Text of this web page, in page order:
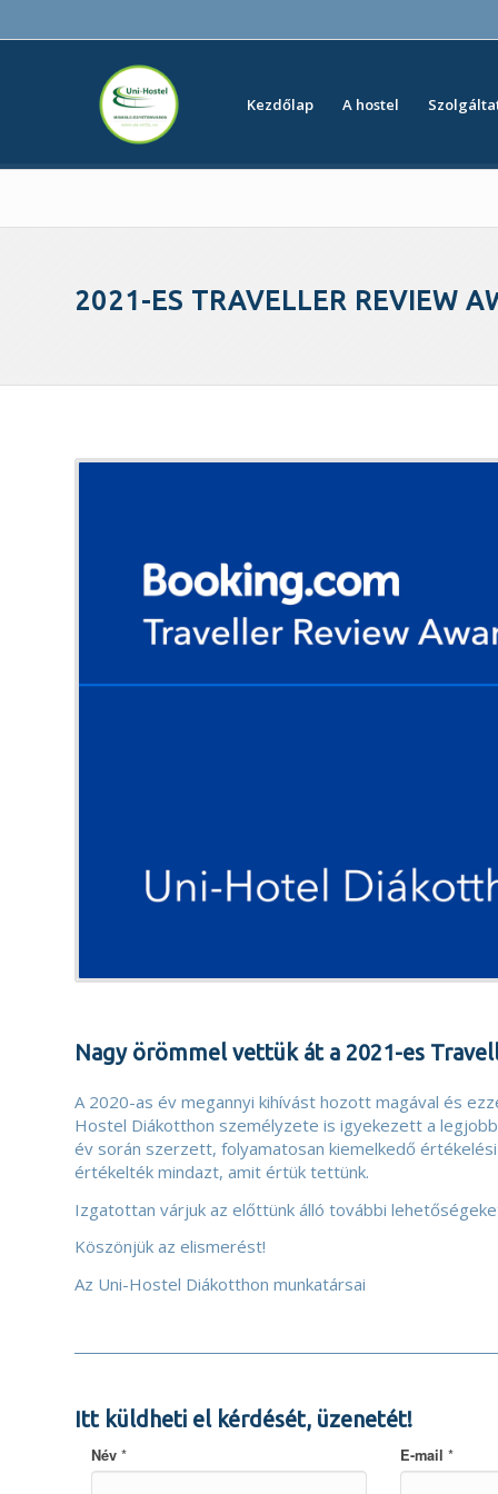
Kezdőlap A hostel
2021-ES TRAVELLER REVIEW
Nagy örömmel vettük át a 2021-es
A 2020-as év megannyi kihívást hozott magával és
Hostel Diákotthon személyzete is igyekezett a
év során szerzett, folyamatosan kiemelkedő
értékelték mindazt, amit értük tettünk.
Izgatottan várjuk az előttünk álló további
Köszönjük az elismerést!
Az Uni-Hostel Diákotthon munkatársai
Itt küldheti el kérdését, üzenetét!
Név * E-mail *